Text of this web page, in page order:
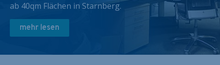
ab 40qm Flächen in Starnberg.
mehr lesen